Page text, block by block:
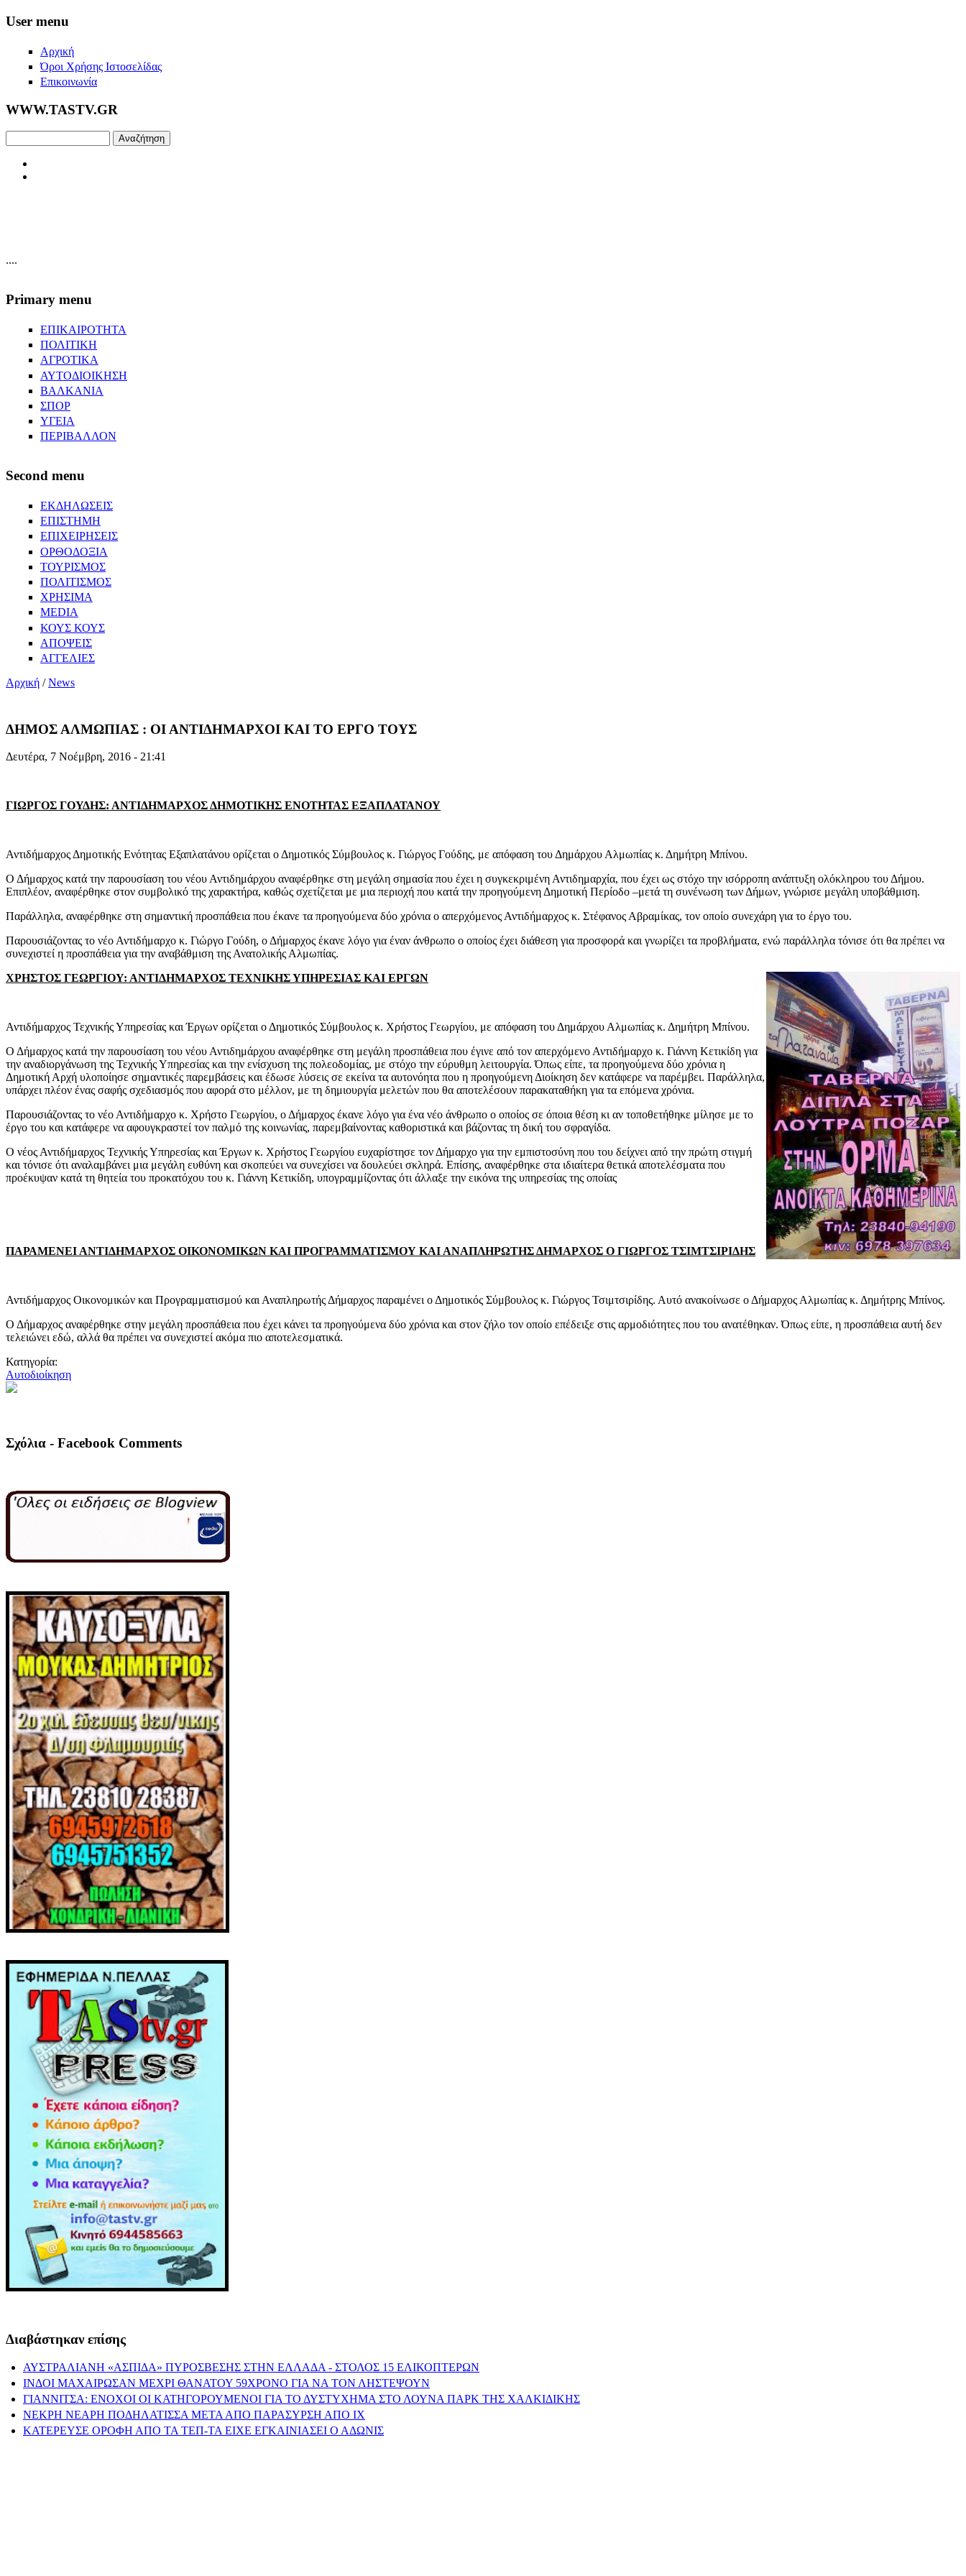
Skip to main content
User menu
Αρχική
Όροι Χρήσης Ιστοσελίδας
Επικοινωνία
WWW.TASTV.GR
....
Primary menu
ΕΠΙΚΑΙΡΟΤΗΤΑ
ΠΟΛΙΤΙΚΗ
ΑΓΡΟΤΙΚΑ
ΑΥΤΟΔΙΟΙΚΗΣΗ
ΒΑΛΚΑΝΙΑ
ΣΠΟΡ
ΥΓΕΙΑ
ΠΕΡΙΒΑΛΛΟΝ
Second menu
ΕΚΔΗΛΩΣΕΙΣ
ΕΠΙΣΤΗΜΗ
ΕΠΙΧΕΙΡΗΣΕΙΣ
ΟΡΘΟΔΟΞΙΑ
ΤΟΥΡΙΣΜΟΣ
ΠΟΛΙΤΙΣΜΟΣ
ΧΡΗΣΙΜΑ
MEDIA
ΚΟΥΣ ΚΟΥΣ
ΑΠΟΨΕΙΣ
ΑΓΓΕΛΙΕΣ
Αρχική /News
ΔΗΜΟΣ ΑΛΜΩΠΙΑΣ : ΟΙ ΑΝΤΙΔΗΜΑΡΧΟΙ ΚΑΙ ΤΟ ΕΡΓΟ ΤΟΥΣ
Δευτέρα, 7 Νοέμβρη, 2016 - 21:41
ΓΙΩΡΓΟΣ ΓΟΥΔΗΣ: ΑΝΤΙΔΗΜΑΡΧΟΣ ΔΗΜΟΤΙΚΗΣ ΕΝΟΤΗΤΑΣ ΕΞΑΠΛΑΤΑΝΟΥ
Αντιδήμαρχος Δημοτικής Ενότητας Εξαπλατάνου ορίζεται ο Δημοτικός Σύμβουλος κ. Γιώργος Γούδης, με απόφαση του Δημάρχου Αλμωπίας κ. Δημήτρη Μπίνου.
Ο Δήμαρχος κατά την παρουσίαση του νέου Αντιδημάρχου αναφέρθηκε στη μεγάλη σημασία που έχει η συγκεκριμένη Αντιδημαρχία, που έχει ως στόχο την ισόρροπη ανάπτυξη ολόκληρου του Δήμου.
Επιπλέον, αναφέρθηκε στον συμβολικό της χαρακτήρα, καθώς σχετίζεται με μια περιοχή που κατά την προηγούμενη Δημοτική Περίοδο –μετά τη συνένωση των Δήμων, γνώρισε μεγάλη υποβάθμιση.
Παράλληλα, αναφέρθηκε στη σημαντική προσπάθεια που έκανε τα προηγούμενα δύο χρόνια ο απερχόμενος Αντιδήμαρχος κ. Στέφανος Αβραμίκας, τον οποίο συνεχάρη για το έργο του.
Παρουσιάζοντας το νέο Αντιδήμαρχο κ. Γιώργο Γούδη, ο Δήμαρχος έκανε λόγο για έναν άνθρωπο ο οποίος έχει διάθεση για προσφορά και γνωρίζει τα προβλήματα, ενώ παράλληλα τόνισε ότι θα πρέπει να
συνεχιστεί η προσπάθεια για την αναβάθμιση της Ανατολικής Αλμωπίας.
ΧΡΗΣΤΟΣ ΓΕΩΡΓΙΟΥ: ΑΝΤΙΔΗΜΑΡΧΟΣ ΤΕΧΝΙΚΗΣ ΥΠΗΡΕΣΙΑΣ ΚΑΙ ΕΡΓΩΝ
Αντιδήμαρχος Τεχνικής Υπηρεσίας και Έργων ορίζεται ο Δημοτικός Σύμβουλος κ. Χρήστος Γεωργίου, με απόφαση του Δημάρχου Αλμωπίας κ. Δημήτρη Μπίνου.
Ο Δήμαρχος κατά την παρουσίαση του νέου Αντιδημάρχου αναφέρθηκε στη μεγάλη προσπάθεια που έγινε από τον απερχόμενο Αντιδήμαρχο κ. Γιάννη Κετικίδη για
την αναδιοργάνωση της Τεχνικής Υπηρεσίας και την ενίσχυση της πολεοδομίας, με στόχο την εύρυθμη λειτουργία. Όπως είπε, τα προηγούμενα δύο χρόνια η
Δημοτική Αρχή υλοποίησε σημαντικές παρεμβάσεις και έδωσε λύσεις σε εκείνα τα αυτονόητα που η προηγούμενη Διοίκηση δεν κατάφερε να παρέμβει. Παράλληλα,
υπάρχει πλέον ένας σαφής σχεδιασμός που αφορά στο μέλλον, με τη δημιουργία μελετών που θα αποτελέσουν παρακαταθήκη για τα επόμενα χρόνια.
Παρουσιάζοντας το νέο Αντιδήμαρχο κ. Χρήστο Γεωργίου, ο Δήμαρχος έκανε λόγο για ένα νέο άνθρωπο ο οποίος σε όποια θέση κι αν τοποθετήθηκε μίλησε με το
έργο του και κατάφερε να αφουγκραστεί τον παλμό της κοινωνίας, παρεμβαίνοντας καθοριστικά και βάζοντας τη δική του σφραγίδα.
Ο νέος Αντιδήμαρχος Τεχνικής Υπηρεσίας και Έργων κ. Χρήστος Γεωργίου ευχαρίστησε τον Δήμαρχο για την εμπιστοσύνη που του δείχνει από την πρώτη στιγμή
και τόνισε ότι αναλαμβάνει μια μεγάλη ευθύνη και σκοπεύει να συνεχίσει να δουλεύει σκληρά. Επίσης, αναφέρθηκε στα ιδιαίτερα θετικά αποτελέσματα που
προέκυψαν κατά τη θητεία του προκατόχου του κ. Γιάννη Κετικίδη, υπογραμμίζοντας ότι άλλαξε την εικόνα της υπηρεσίας της οποίας
ΠΑΡΑΜΕΝΕΙ ΑΝΤΙΔΗΜΑΡΧΟΣ ΟΙΚΟΝΟΜΙΚΩΝ ΚΑΙ ΠΡΟΓΡΑΜΜΑΤΙΣΜΟΥ ΚΑΙ ΑΝΑΠΛΗΡΩΤΗΣ ΔΗΜΑΡΧΟΣ Ο ΓΙΩΡΓΟΣ ΤΣΙΜΤΣΙΡΙΔΗΣ
Αντιδήμαρχος Οικονομικών και Προγραμματισμού και Αναπληρωτής Δήμαρχος παραμένει ο Δημοτικός Σύμβουλος κ. Γιώργος Τσιμτσιρίδης. Αυτό ανακοίνωσε ο Δήμαρχος Αλμωπίας κ. Δημήτρης Μπίνος.
Ο Δήμαρχος αναφέρθηκε στην μεγάλη προσπάθεια που έχει κάνει τα προηγούμενα δύο χρόνια και στον ζήλο τον οποίο επέδειξε στις αρμοδιότητες που του ανατέθηκαν. Όπως είπε, η προσπάθεια αυτή δεν
τελειώνει εδώ, αλλά θα πρέπει να συνεχιστεί ακόμα πιο αποτελεσματικά.
Κατηγορία:
Αυτοδιοίκηση
Σχόλια - Facebook Comments
Διαβάστηκαν επίσης
ΑΥΣΤΡΑΛΙΑΝΗ «ΑΣΠΙΔΑ» ΠΥΡΟΣΒΕΣΗΣ ΣΤΗΝ ΕΛΛΑΔΑ - ΣΤΟΛΟΣ 15 ΕΛΙΚΟΠΤΕΡΩΝ
ΙΝΔΟΙ ΜΑΧΑΙΡΩΣΑΝ ΜΕΧΡΙ ΘΑΝΑΤΟΥ 59ΧΡΟΝΟ ΓΙΑ ΝΑ ΤΟΝ ΛΗΣΤΕΨΟΥΝ
ΓΙΑΝΝΙΤΣΑ: ΕΝΟΧΟΙ ΟΙ ΚΑΤΗΓΟΡΟΥΜΕΝΟΙ ΓΙΑ ΤΟ ΔΥΣΤΥΧΗΜΑ ΣΤΟ ΛΟΥΝΑ ΠΑΡΚ ΤΗΣ ΧΑΛΚΙΔΙΚΗΣ
ΝΕΚΡΗ ΝΕΑΡΗ ΠΟΔΗΛΑΤΙΣΣΑ ΜΕΤΑ ΑΠΟ ΠΑΡΑΣΥΡΣΗ ΑΠΟ ΙΧ
ΚΑΤΕΡΕΥΣΕ ΟΡΟΦΗ ΑΠΟ ΤΑ ΤΕΠ-ΤΑ ΕΙΧΕ ΕΓΚΑΙΝΙΑΣΕΙ Ο ΑΔΩΝΙΣ